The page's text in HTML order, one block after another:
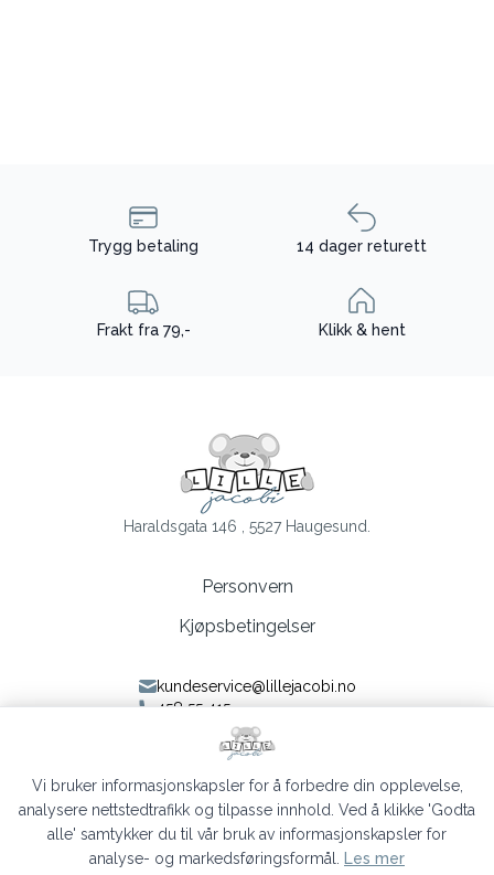
Trygg betaling 14 dager returett
Frakt fra 79,- Klikk & hent
Haraldsgata 146 , 5527 Haugesund.
Personvern
Kjøpsbetingelser
kundeservice@lillejacobi.no
458 55 415
Følg oss på Facebook
Følg oss på Instagram
Vi bruker informasjonskapsler for å forbedre din opplevelse,
analysere nettstedtrafikk og tilpasse innhold. Ved å klikke 'Godta
alle' samtykker du til vår bruk av informasjonskapsler for
analyse- og markedsføringsformål.
Les mer